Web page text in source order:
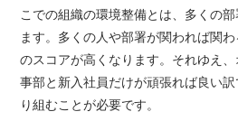
こでの組織の環境整備とは、多くの
ます。多くの人や部署が関われば関
のスコアが高くなります。それゆえ
事部と新入社員だけが頑張れば良い
り組むことが必要です。